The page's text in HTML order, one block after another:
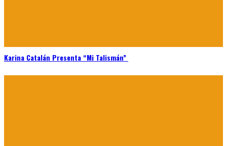
Karina Catalán Presenta “Mi Talismán”